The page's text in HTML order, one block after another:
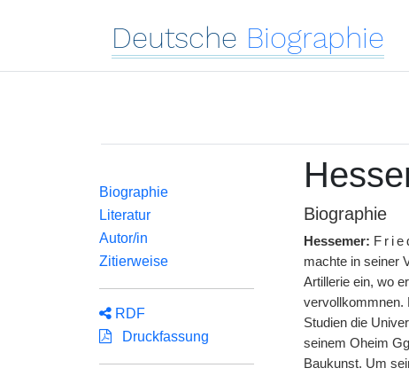
Deutsche Biographie
Biographie
Literatur
Autor/in
Zitierweise
RDF
Druckfassung
Biographie
Hessemer:
machte in seiner
Artillerie ein, wo
vervollkommnen.
Studien die
seinem Oheim
Baukunst. Um